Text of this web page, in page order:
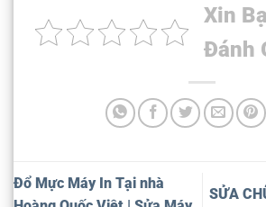
Xin
Đánh
Đổ Mực Máy In Tại nhà
SỬA